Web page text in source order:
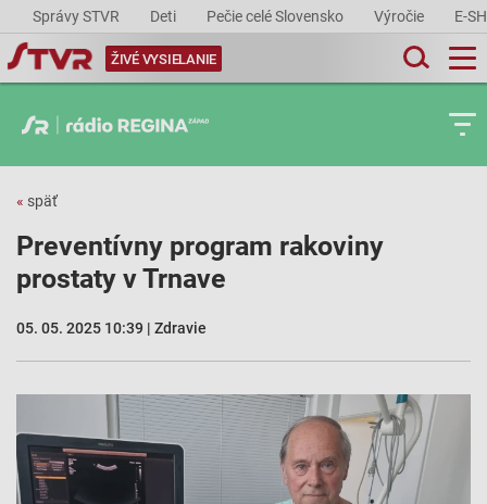
Správy STVR Deti Pečie celé Slovensko Výročie E-
ŽIVÉ VYSIELANIE
« späť
Preventívny program rakoviny
prostaty v Trnave
05. 05. 2025 10:39 | Zdravie